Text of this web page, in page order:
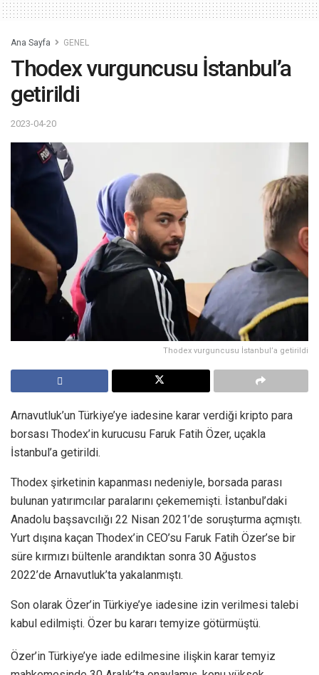
Ana Sayfa GENEL
Thodex vurguncusu İstanbul’a
getirildi
2023-04-20
Thodex vurguncusu İstanbul’a getirildi
Arnavutluk’un Türkiye’ye iadesine karar verdiği kripto para
borsası Thodex’in kurucusu Faruk Fatih Özer, uçakla
İstanbul’a getirildi.
Thodex şirketinin kapanması nedeniyle, borsada parası
bulunan yatırımcılar paralarını çekememişti. İstanbul’daki
Anadolu başsavcılığı 22 Nisan 2021’de soruşturma açmıştı.
Yurt dışına kaçan Thodex’in CEO’su Faruk Fatih Özer’se bir
süre kırmızı bültenle arandıktan sonra 30 Ağustos
2022’de Arnavutluk’ta yakalanmıştı.
Son olarak Özer’in Türkiye’ye iadesine izin verilmesi talebi
kabul edilmişti. Özer bu kararı temyize götürmüştü.
Özer’in Türkiye’ye iade edilmesine ilişkin karar temyiz